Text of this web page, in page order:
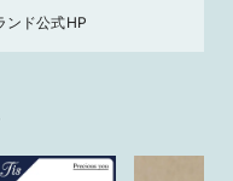
ンド公式HP